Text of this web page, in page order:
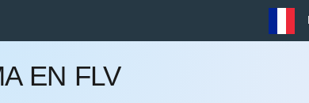
EN FLV